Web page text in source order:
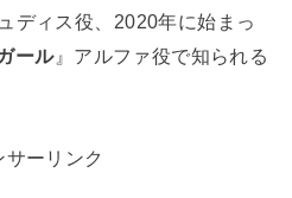
ディス役、2020年に始まっ
ール』アルファ役で知られる
サーリンク